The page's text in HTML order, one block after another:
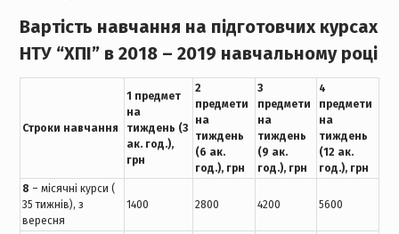
Вартість навчання на підготовчих курсах
НТУ “ХПІ” в 2018 – 2019 навчальному році
Строки навчання
1 предмет
на
тиждень (3
ак. год.),
грн
2
предмети
на
тиждень
(6 ак.
год.), грн
3
предмети
на
тиждень
(9 ак.
год.), грн
4
предмети
на
тиждень
(12 ак.
год.), грн
8 – місячні курси (
35 тижнів), з
вересня
1400 2800 4200 5600